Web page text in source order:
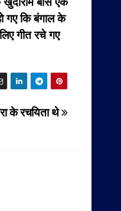
गए कि बंगाल के
गीत रचे गए
के रचयिता थे